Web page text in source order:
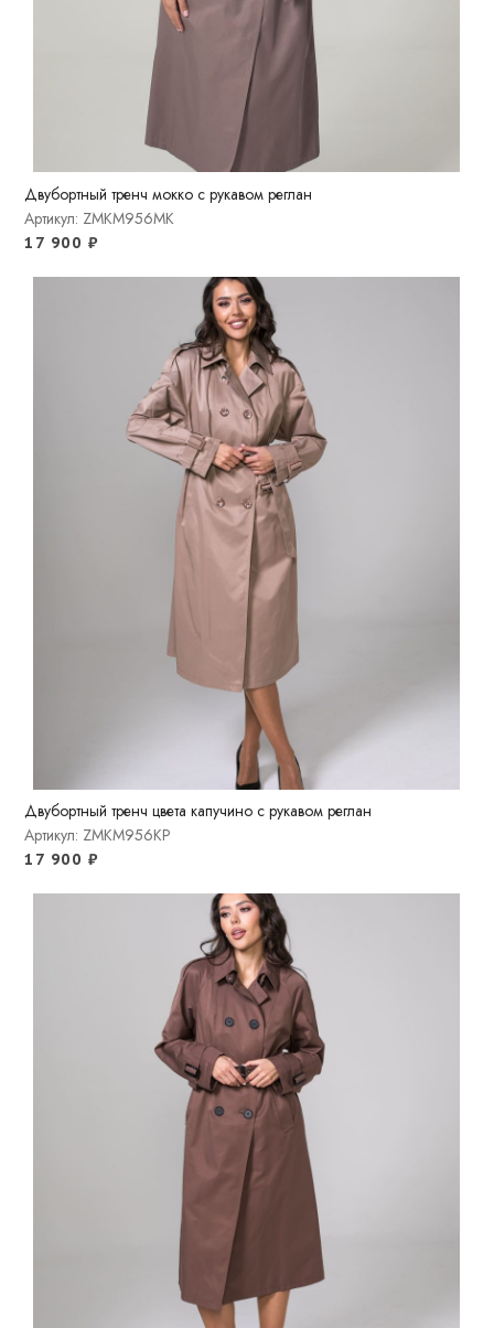
Двубортный тренч мокко с рукавом реглан
Артикул: ZMKM956MK
17 900 ₽
Двубортный тренч цвета капучино с рукавом реглан
Артикул: ZMKM956KP
17 900 ₽